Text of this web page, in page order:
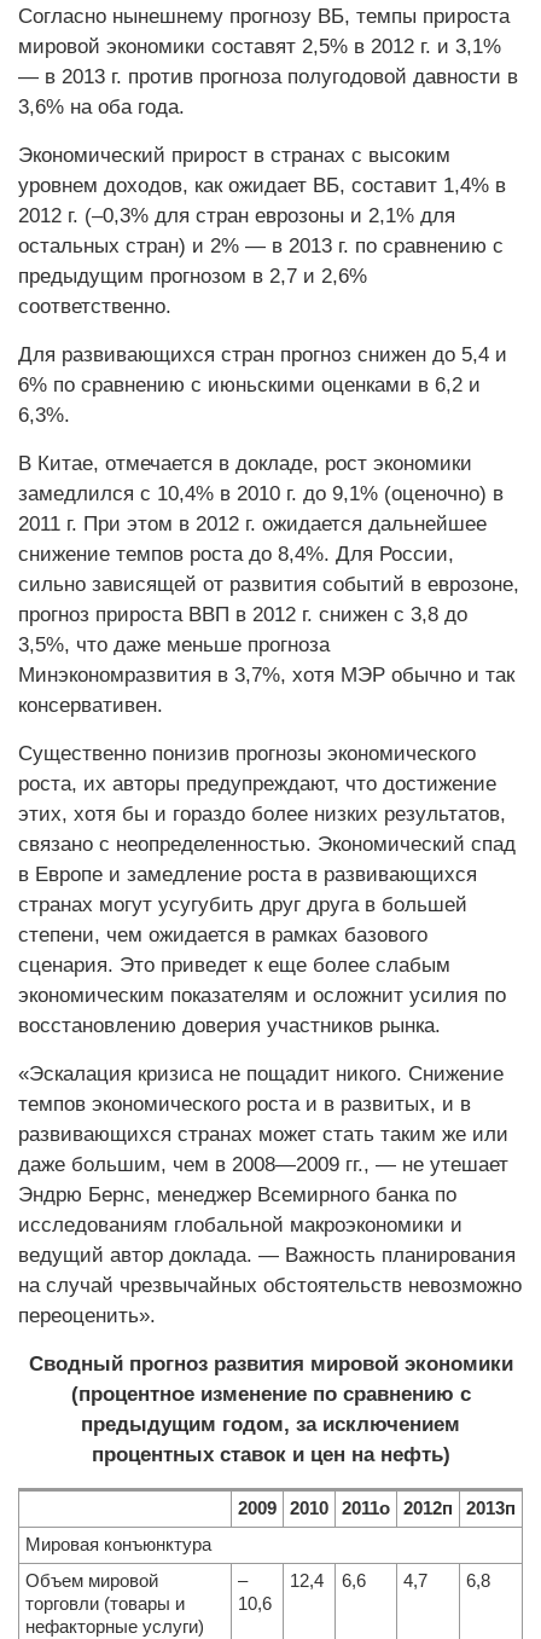
Согласно нынешнему прогнозу ВБ, темпы прироста
мировой экономики составят 2,5% в 2012 г. и 3,1%
— в 2013 г. против прогноза полугодовой давности в
3,6% на оба года.
Экономический прирост в странах с высоким
уровнем доходов, как ожидает ВБ, составит 1,4% в
2012 г. (–0,3% для стран еврозоны и 2,1% для
остальных стран) и 2% — в 2013 г. по сравнению с
предыдущим прогнозом в 2,7 и 2,6%
соответственно.
Для развивающихся стран прогноз снижен до 5,4 и
6% по сравнению с июньскими оценками в 6,2 и
6,3%.
В Китае, отмечается в докладе, рост экономики
замедлился с 10,4% в 2010 г. до 9,1% (оценочно) в
2011 г. При этом в 2012 г. ожидается дальнейшее
снижение темпов роста до 8,4%. Для России,
сильно зависящей от развития событий в еврозоне,
прогноз прироста ВВП в 2012 г. снижен с 3,8 до
3,5%, что даже меньше прогноза
Минэкономразвития в 3,7%, хотя МЭР обычно и так
консервативен.
Существенно понизив прогнозы экономического
роста, их авторы предупреждают, что достижение
этих, хотя бы и гораздо более низких результатов,
связано с неопределенностью. Экономический спад
в Европе и замедление роста в развивающихся
странах могут усугубить друг друга в большей
степени, чем ожидается в рамках базового
сценария. Это приведет к еще более слабым
экономическим показателям и осложнит усилия по
восстановлению доверия участников рынка.
«Эскалация кризиса не пощадит никого. Снижение
темпов экономического роста и в развитых, и в
развивающихся странах может стать таким же или
даже большим, чем в 2008—2009 гг., — не утешает
Эндрю Бернс, менеджер Всемирного банка по
исследованиям глобальной макроэкономики и
ведущий автор доклада. — Важность планирования
на случай чрезвычайных обстоятельств невозможно
переоценить».
Сводный прогноз развития мировой экономики
(процентное изменение по сравнению с
предыдущим годом, за исключением
процентных ставок и цен на нефть)
2009 2010 2011о 2012п
2013п
Мировая конъюнктура
Объем мировой
торговли (товары и
нефакторные услуги)
–
10,6
12,4 6,6 4,7 6,8